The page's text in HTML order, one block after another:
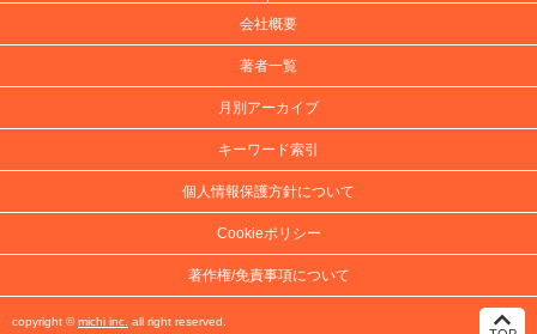
会社概要
著者一覧
月別アーカイブ
キーワード索引
個人情報保護方針について
Cookieポリシー
著作権/免責事項について
copyright ©michi inc. all right reserved.